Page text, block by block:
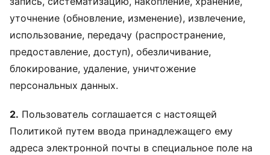
уточнение (обновление, изменение), извлечение,
использование, передачу (распространение,
предоставление, доступ), обезличивание,
блокирование, удаление, уничтожение
персональных данных.
2. Пользователь соглашается с настоящей
Политикой путем ввода принадлежащего ему
адреса электронной почты в специальное поле на